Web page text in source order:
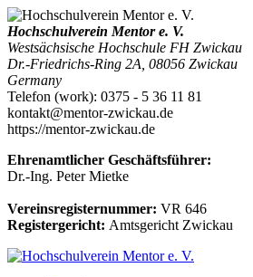
Hochschulverein Mentor e. V.
Westsächsische Hochschule FH Zwickau
Dr.-Friedrichs-Ring 2A 08056 Zwickau
Germany
Telefon (work): 0375 - 5 36 11 81
kontakt@mentor-zwickau.de
https://mentor-zwickau.de
Ehrenamtlicher Geschäftsführer:
Dr.-Ing. Peter Mietke
Vereinsregisternummer: VR 646
Registergericht: Amtsgericht Zwickau